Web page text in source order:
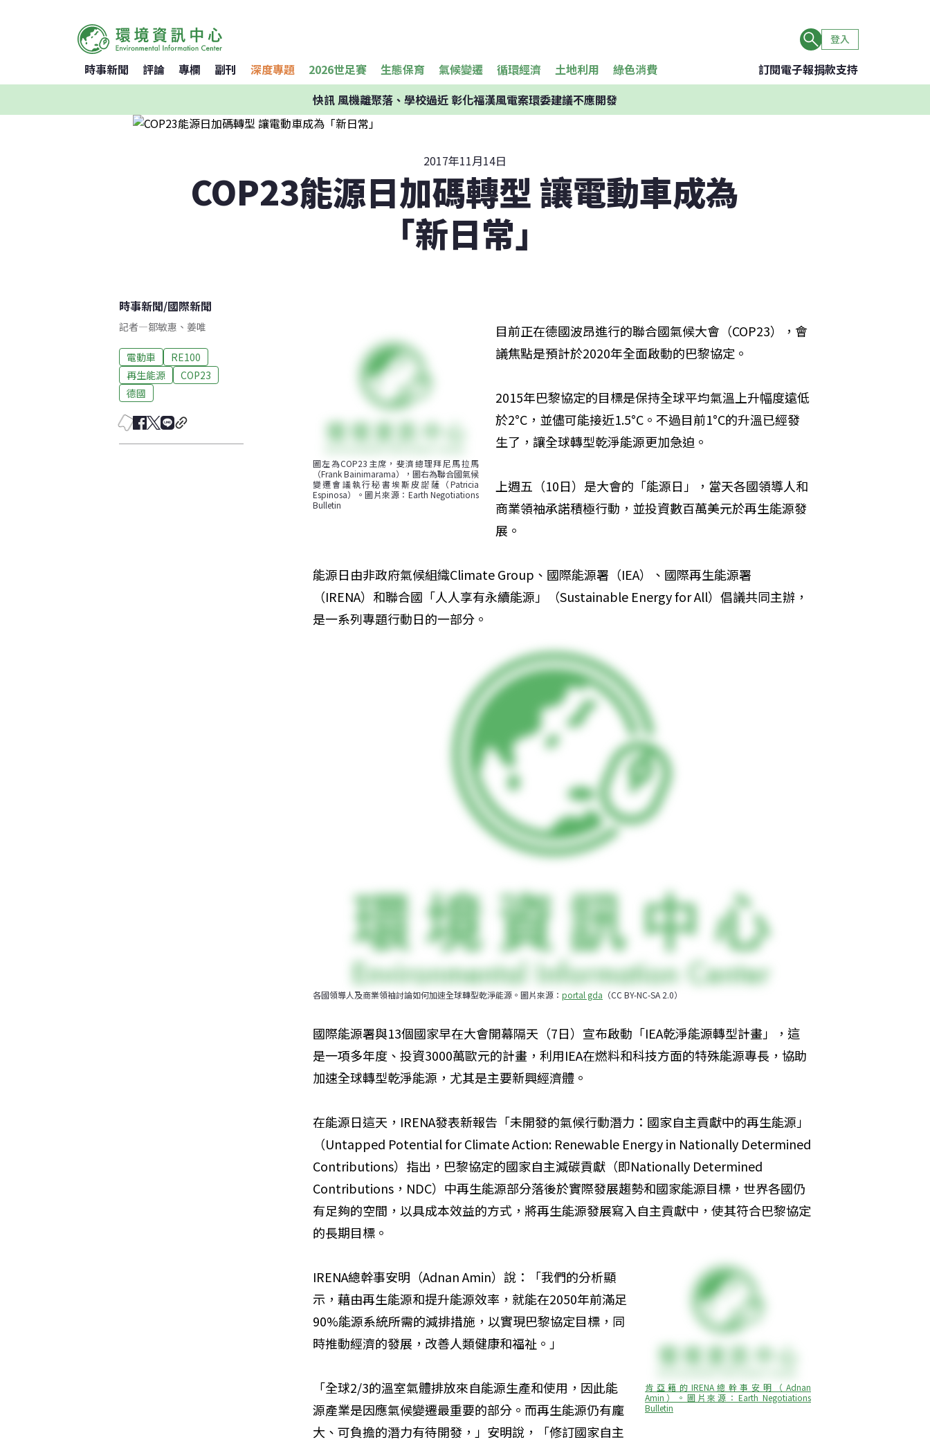
登入
時事新聞 評論 專欄 副刊 深度專題 2026世足賽 生態保育 氣候變遷 循環經濟 土地利用 綠色消費 訂閱電子報捐款支持
快訊風機離聚落、學校過近 彰化福漢風電案環委建議不應開發
2017年11月14日
COP23能源日加碼轉型 讓電動車成為
「新日常」
時事新聞/國際新聞
記者—鄒敏惠 、 姜唯
電動車
RE100
再生能源
COP23
德國
圖左為COP23主席，斐濟總理拜尼馬拉馬
（Frank Bainimarama），圖右為聯合國氣候
變遷會議執行秘書埃斯皮諾薩（Patricia
Espinosa）。圖片來源：Earth Negotiations
Bulletin
目前正在德國波昂進行的聯合國氣候大會（COP23），會
議焦點是預計於2020年全面啟動的巴黎協定。
2015年巴黎協定的目標是保持全球平均氣溫上升幅度遠低
於2°C，並儘可能接近1.5°C。不過目前1°C的升溫已經發
生了，讓全球轉型乾淨能源更加急迫。
上週五（10日）是大會的「能源日」，當天各國領導人和
商業領袖承諾積極行動，並投資數百萬美元於再生能源發
展。
能源日由非政府氣候組織Climate Group、國際能源署（IEA）、國際再生能源署
（IRENA）和聯合國「人人享有永續能源」（Sustainable Energy for All）倡議共同主辦，
是一系列專題行動日的一部分。
各國領導人及商業領袖討論如何加速全球轉型乾淨能源。圖片來源： portal gda （CC BY-NC-SA 2.0）
國際能源署與13個國家早在大會開幕隔天（7日）宣布啟動「IEA乾淨能源轉型計畫」，這
是一項多年度、投資3000萬歐元的計畫，利用IEA在燃料和科技方面的特殊能源專長，協助
加速全球轉型乾淨能源，尤其是主要新興經濟體。
在能源日這天，IRENA發表新報告「未開發的氣候行動潛力：國家自主貢獻中的再生能源」
（Untapped Potential for Climate Action: Renewable Energy in Nationally Determined
Contributions）指出，巴黎協定的國家自主減碳貢獻（即Nationally Determined
Contributions，NDC）中再生能源部分落後於實際發展趨勢和國家能源目標，世界各國仍
有足夠的空間，以具成本效益的方式，將再生能源發展寫入自主貢獻中，使其符合巴黎協定
的長期目標。
肯亞籍的IRENA總幹事安明（Adnan
Amin）。圖片來源：Earth Negotiations
Bulletin
IRENA總幹事安明（Adnan Amin）說：「我們的分析顯
示，藉由再生能源和提升能源效率，就能在2050年前滿足
90%能源系統所需的減排措施，以實現巴黎協定目標，同
時推動經濟的發展，改善人類健康和福祉。」
「全球2/3的溫室氣體排放來自能源生產和使用，因此能
源產業是因應氣候變遷最重要的部分。而再生能源仍有龐
大、可負擔的潛力有待開發，」安明說，「修訂國家自主